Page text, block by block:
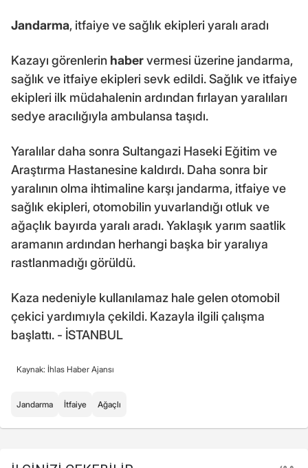
Jandarma, itfaiye ve sağlık ekipleri yaralı aradı
Kazayı görenlerin habervermesi üzerine jandarma,
sağlık ve itfaiye ekipleri sevk edildi. Sağlık ve itfaiye
ekipleri ilk müdahalenin ardından fırlayan yaralıları
sedye aracılığıyla ambulansa taşıdı.
Yaralılar daha sonra Sultangazi Haseki Eğitim ve
Araştırma Hastanesine kaldırdı. Daha sonra bir
yaralının olma ihtimaline karşı jandarma, itfaiye ve
sağlık ekipleri, otomobilin yuvarlandığı otluk ve
ağaçlık bayırda yaralı aradı. Yaklaşık yarım saatlik
aramanın ardından herhangi başka bir yaralıya
rastlanmadığı görüldü.
Kaza nedeniyle kullanılamaz hale gelen otomobil
çekici yardımıyla çekildi. Kazayla ilgili çalışma
başlattı. - İSTANBUL
Kaynak: İhlas Haber Ajansı
Jandarma İtfaiye Ağaçlı